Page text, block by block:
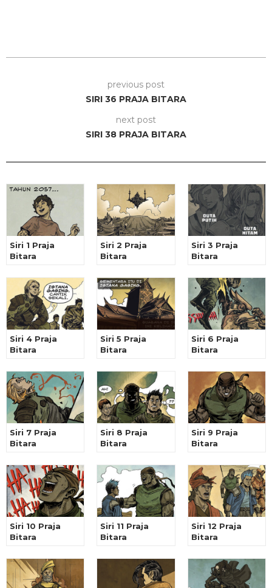
previous post
SIRI 36 PRAJA BITARA
next post
SIRI 38 PRAJA BITARA
Siri 1 Praja
Bitara
Siri 2 Praja
Bitara
Siri 3 Praja
Bitara
Siri 4 Praja
Bitara
Siri 5 Praja
Bitara
Siri 6 Praja
Bitara
Siri 7 Praja
Bitara
Siri 8 Praja
Bitara
Siri 9 Praja
Bitara
Siri 10 Praja
Bitara
Siri 11 Praja
Bitara
Siri 12 Praja
Bitara